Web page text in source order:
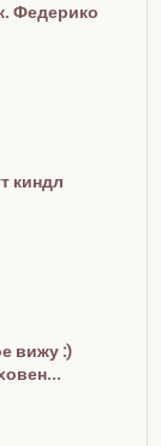
Федерико
киндл
вижу :)